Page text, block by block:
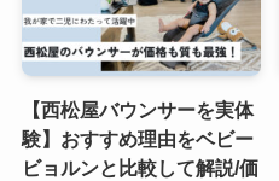
【西松屋バウンサーを実体
験】おすすめ理由をベビー
ビョルンと比較して解説/価